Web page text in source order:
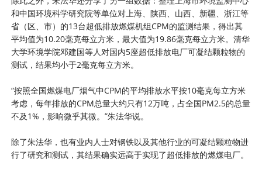
和中国环境科学研究院等单位对上海、陕西、山西、新疆、浙江等
省（区、市）的13台超低排放燃煤机组CPM的监测结果，得出其
平均值为10.20毫克每立方米，最大值为19.86毫克每立方米。清华
大学环境学院邓建国等人对国内5座超低排放电厂可凝结颗粒物的
测试，结果均小于2毫克每立方米。
“按照全国燃煤电厂烟气中CPM的平均排放水平按10毫克每立方米
考虑，每年排放的CPM总量大约只有12万吨，占全国PM2.5的总量
不及1%，影响微乎其微。”朱法华说。
除了朱法华，也有业内人士对钢铁以及其他行业的可凝结颗粒物进
行了研究和测试，其结果确实远高于实现了超低排放的燃煤电厂。